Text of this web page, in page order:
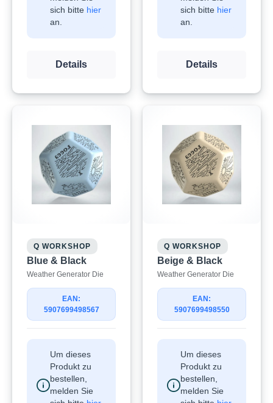
sich bitte hier
an.
Details
sich bitte hier
an.
Details
Q WORKSHOP
Blue & Black
Weather Generator Die
EAN:
5907699498567
Um dieses
Produkt zu
bestellen,
melden Sie
Q WORKSHOP
Beige & Black
Weather Generator Die
EAN:
5907699498550
Um dieses
Produkt zu
bestellen,
melden Sie